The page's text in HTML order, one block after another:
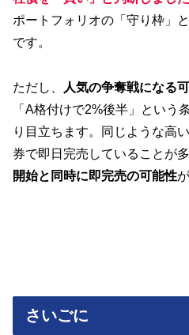
ポートフォリオの「守り枠」
です。
ただし、 人気の争奪戦になる
「A格付けで2%後半」という
り目立ちます。同じような高
券で即日完売していることが
開始と同時に即完売の可能性
さいごに